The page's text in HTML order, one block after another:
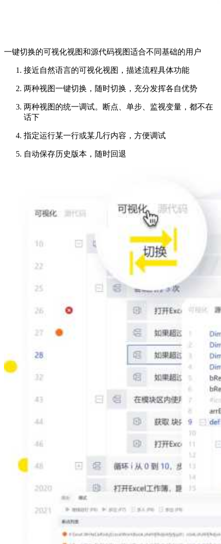
一键切换的可视化视图和源代码视图适合不同基础的用户
接近自然语言的可视化视图，描述流程具体功能
两种视图一键切换，随时切换，充分发挥各自优势
两种视图的统一调试。断点、单步、监视变量，都不在
话下
指定运行某一行或某几行内容，方便调试
自动保存历史版本，随时回退